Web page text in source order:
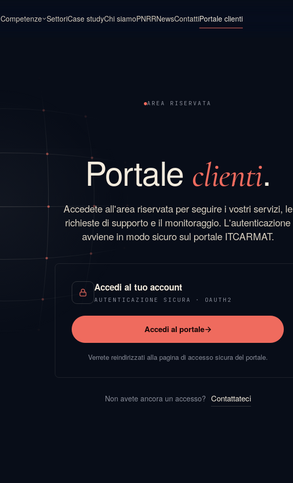
Competenze SettoriCase studyChi siamoPNRRNewsContattiPortale clienti
AREA RISERVATA
Portale clienti.
Accedete all'area riservata per seguire i vostri servizi, le
richieste di supporto e il monitoraggio. L'autenticazione
avviene in modo sicuro sul portale ITCARMAT.
Accedi al tuo account
AUTENTICAZIONE SICURA · OAUTH2
Accedi al portale
Verrete reindirizzati alla pagina di accesso sicura del portale.
Non avete ancora un accesso? Contattateci